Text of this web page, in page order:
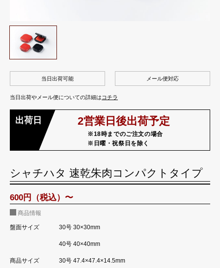
当日出荷可能 メール便対応
当日出荷やメール便についての詳細は コチラ
2営業日後出荷予定
※18時までのご注文の場合
※日曜・祝祭日を除く
シャチハタ 速乾朱肉コンパクトタイプ
600円（税込）〜
商品情報
盤面サイズ 30号 30×30mm
40号 40×40mm
商品サイズ 30号 47.4×47.4×14.5mm